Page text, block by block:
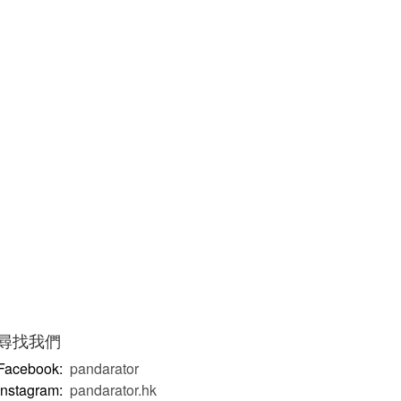
找我們
pandarator
pandarator.hk